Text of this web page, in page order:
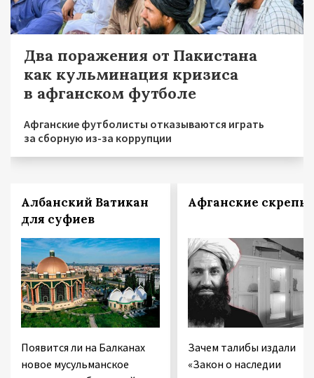
Два поражения от Пакистана
как кульминация кризиса
в афганском футболе
Афганские футболисты отказываются играть
за сборную из-за коррупции
Албанский Ватикан
для суфиев
Появится ли на Балканах
новое мусульманское
Афганские скрепы
Зачем талибы издали
«Закон о наследии